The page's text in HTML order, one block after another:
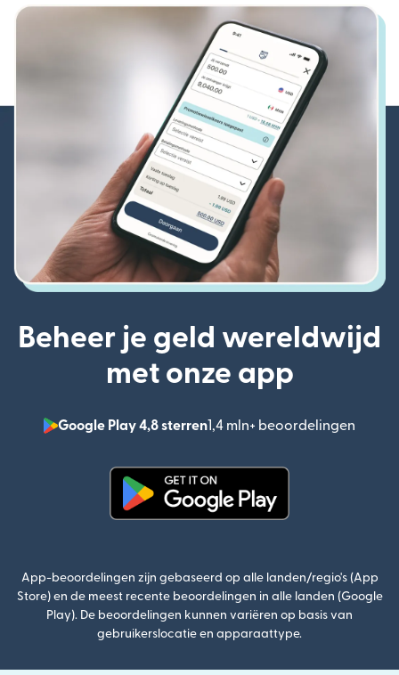
Beheer je geld wereldwijd
met onze app
Google Play 4,8 sterren1,4 mln+ beoordelingen
App-beoordelingen zijn gebaseerd op alle landen/regio's (App
Store) en de meest recente beoordelingen in alle landen (Google
Play). De beoordelingen kunnen variëren op basis van
gebruikerslocatie en apparaattype.